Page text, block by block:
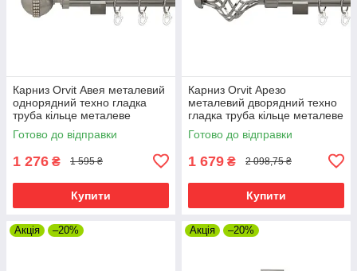
Карниз Orvit Авея металевий
однорядний техно гладка
труба кільце металеве
Нержавіюча Сталь 25 мм 240
см (00-00026455)
Готово до відправки
1 276 ₴ 1 595 ₴
Купити
Карниз Orvit Арезо
металевий дворядний техно
гладка труба кільце металеве
Нержавіюча Сталь 25\19 мм
240 см (00-00026527)
Готово до відправки
1 679 ₴ 2 098,75 ₴
Купити
Акція –20% Акція –20%